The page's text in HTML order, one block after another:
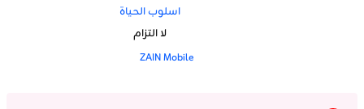
اسلوب الحياة
لا التزام
ZAIN Mobile